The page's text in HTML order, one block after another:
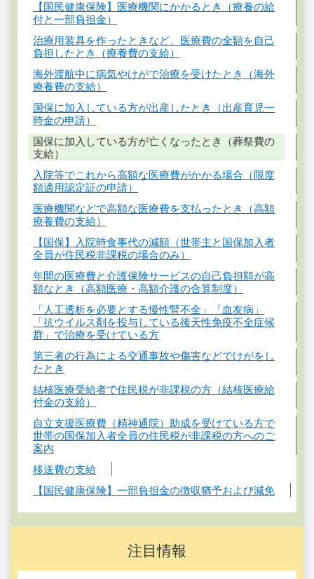
【国民健康保険】医療機関にかかるとき（療養の給
付と一部負担金）
治療用装具を作ったときなど、医療費の全額を自己
負担したとき（療養費の支給）
海外渡航中に病気やけがで治療を受けたとき（海外
療養費の支給）
国保に加入している方が出産したとき（出産育児一
時金の申請）
国保に加入している方が亡くなったとき（葬祭費の
支給）
入院等でこれから高額な医療費がかかる場合（限度
額適用認定証の申請）
医療機関などで高額な医療費を支払ったとき（高額
療養費の支給）
【国保】入院時食事代の減額（世帯主と国保加入者
全員が住民税非課税の場合のみ）
年間の医療費と介護保険サービスの自己負担額が高
額なとき（高額医療・高額介護の合算制度）
「人工透析を必要とする慢性腎不全」「血友病」
「抗ウイルス剤を投与している後天性免疫不全症候
群」で治療を受けている方
第三者の行為による交通事故や傷害などでけがをし
たとき
結核医療受給者で住民税が非課税の方（結核医療給
付金の支給）
自立支援医療費（精神通院）助成を受けている方で
世帯の国保加入者全員の住民税が非課税の方へのご
案内
移送費の支給
【国民健康保険】一部負担金の徴収猶予および減免
注目情報